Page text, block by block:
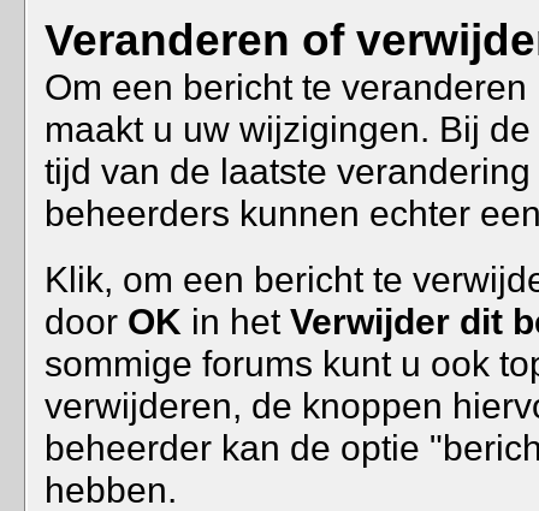
Veranderen of
Om een bericht te
maakt u uw wijzigingen. Bij
tijd van de laatste
beheerders kunnen echter
Klik, om een bericht te
door OK in het Verwijder dit
sommige forums kunt u ook
verwijderen, de knoppen
beheerder kan de optie
hebben.